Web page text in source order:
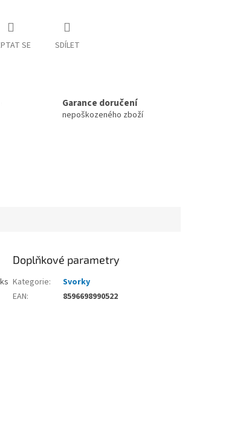
SE SDÍLET
Garance doručení
nepoškozeného zboží
Doplňkové parametry
Kategorie:
Svorky
EAN: 8596698990522